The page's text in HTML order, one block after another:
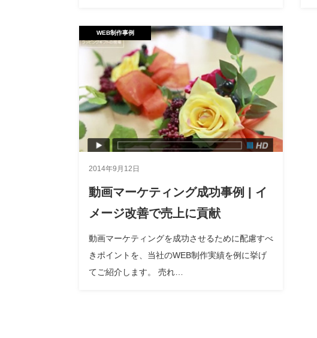
WEB制作事例
2014年9月12日
動画マーケティング成功事例 | イ
メージ改善で売上に貢献
動画マーケティングを成功させるために配慮すべ
きポイントを、当社のWEB制作実績を例に挙げ
てご紹介します。 売れ…